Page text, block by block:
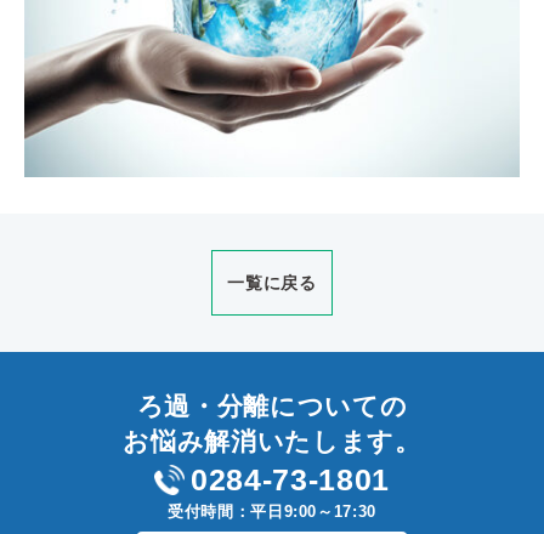
一覧に戻る
ろ過・分離についての
お悩み解消いたします。
0284-73-1801
受付時間：平日9:00～17:30